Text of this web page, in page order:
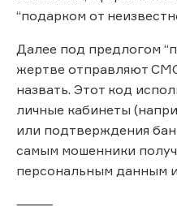
“подарком от
Далее под предлогом
жертве отправляют
назвать. Этот код
личные кабинеты
или подтверждения
самым мошенники
персональным данным
⸻